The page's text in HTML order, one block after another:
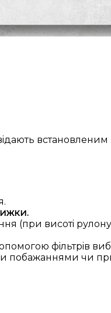
(при висотi
фiльтрiв
чи